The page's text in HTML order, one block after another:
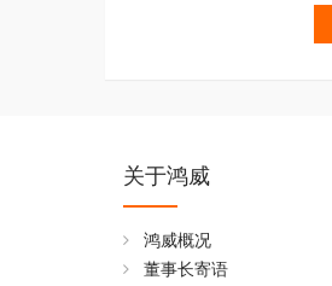
关于鸿威
鸿威概况
董事长寄语